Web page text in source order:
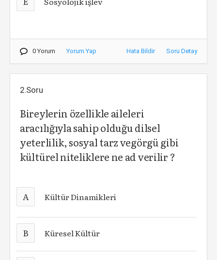
0 Yorum Yorum Yap Hata Bildir Soru Detay
2.Soru
Bireylerin özellikle aileleri
aracılığıyla sahip olduğu dilsel
yeterlilik, sosyal tarz vegörgü gibi
kültürel niteliklere ne ad verilir ?
A Kültür Dinamikleri
B Küresel Kültür